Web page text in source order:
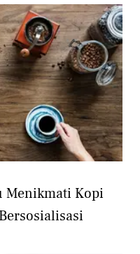
Menikmati Kopi